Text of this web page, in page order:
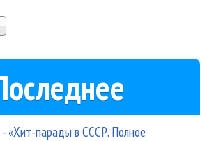
- «Хит-парады в СССР. Полное